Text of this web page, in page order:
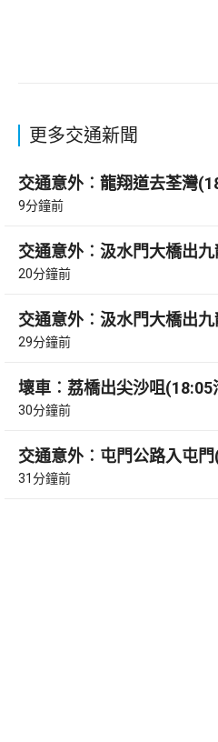
更多交通新聞
交通意外︰龍翔道去荃灣
9分鐘前
交通意外︰汲水門大橋出
20分鐘前
交通意外︰汲水門大橋出
29分鐘前
壞車︰荔橋出尖沙咀(18:05
30分鐘前
交通意外︰屯門公路入屯
31分鐘前